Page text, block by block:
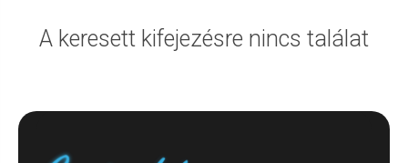
A keresett kifejezésre nincs találat